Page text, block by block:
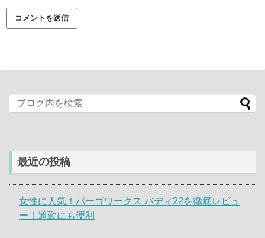
最近の投稿
女性に人気！パーゴワークス バディ22を徹底レビュ
ー！通勤にも便利